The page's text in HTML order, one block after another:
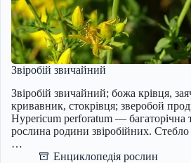
Звіробій звичайний
Звіробій звичайний; божа крівця,
кривавник, стокрівця; зверобой
Hypericum perforatum — багаторічна
рослина родини звіробійних.
…
Енциклопедія рослин